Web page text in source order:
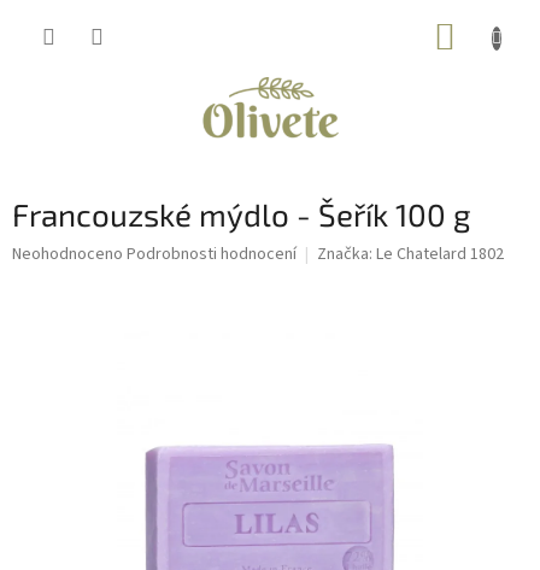
Francouzské mýdlo - Šeřík 100 g
Průměrné
Neohodnoceno Podrobnosti hodnocení Značka: Le Chatelard 1802